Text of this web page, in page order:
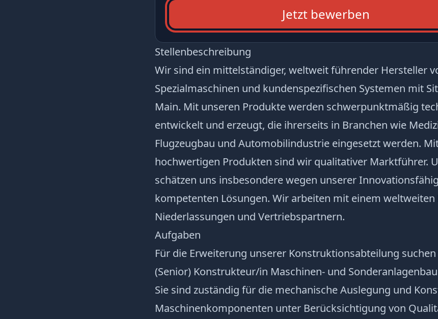
Jetzt bewerben
Stellenbeschreibung
Wir sind ein mittelständiger, weltweit führender Hersteller
Spezialmaschinen und kundenspezifischen Systemen mit
Main. Mit unseren Produkte werden schwerpunktmäßig
entwickelt und erzeugt, die ihrerseits in Branchen wie
Flugzeugbau und Automobilindustrie eingesetzt werden.
hochwertigen Produkten sind wir qualitativer Marktführer.
schätzen uns insbesondere wegen unserer
kompetenten Lösungen. Wir arbeiten mit einem weltweiten
Niederlassungen und Vertriebspartnern.
Aufgaben
Für die Erweiterung unserer Konstruktionsabteilung
(Senior) Konstrukteur/in Maschinen- und
Sie sind zuständig für die mechanische Auslegung und
Maschinenkomponenten unter Berücksichtigung von